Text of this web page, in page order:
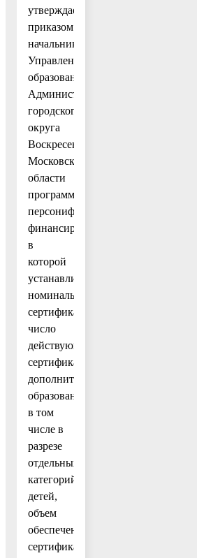
утверждает
приказом
начальника
Управления
образования
Администрации
городского
округа
Воскресенск
Московской
области
программу
персонифицированного
финансирования,
в
которой
устанавливает
номиналы
сертификатов,
число
действующих
сертификатов
дополнительного
образования,
в том
числе в
разрезе
отдельных
категорий
детей,
объем
обеспечения
сертификатов